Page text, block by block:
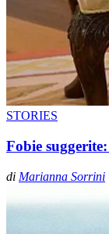
STORIES
Fobie
di Marianna Sorrini